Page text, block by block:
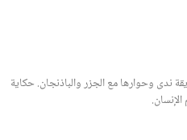
ندى وحوارها مع الجزر والباذنجان. حكاية